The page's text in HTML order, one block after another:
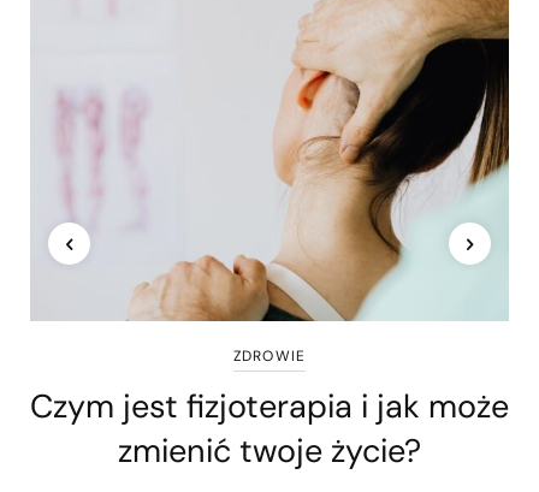
ZDROWIE
Czym jest fizjoterapia i jak może
zmienić twoje życie?